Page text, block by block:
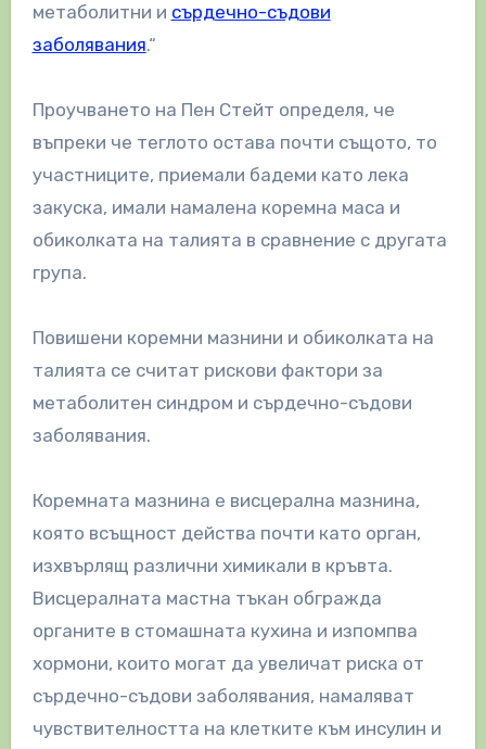
метаболитни и сърдечно-съдови
заболявания.“
Проучването на Пен Стейт определя, че
въпреки че теглото остава почти същото, то
участниците, приемали бадеми като лека
закуска, имали намалена коремна маса и
обиколката на талията в сравнение с другата
група.
Повишени коремни мазнини и обиколката на
талията се считат рискови фактори за
метаболитен синдром и сърдечно-съдови
заболявания.
Коремната мазнина е висцерална мазнина,
която всъщност действа почти като орган,
изхвърлящ различни химикали в кръвта.
Висцералната мастна тъкан обгражда
органите в стомашната кухина и изпомпва
хормони, които могат да увеличат риска от
сърдечно-съдови заболявания, намаляват
чувствителността на клетките към инсулин и